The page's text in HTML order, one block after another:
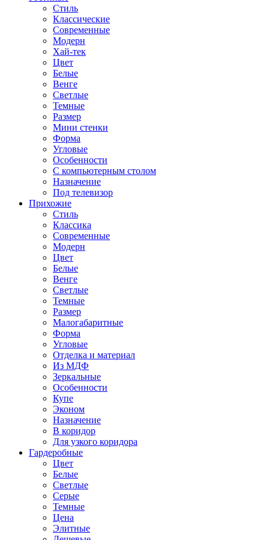
Стиль
Классические
Современные
Модерн
Хай-тек
Цвет
Белые
Венге
Светлые
Темные
Размер
Мини стенки
Форма
Угловые
Особенности
С компьютерным столом
Назначение
Под телевизор
Прихожие
Стиль
Классика
Современные
Модерн
Цвет
Белые
Венге
Светлые
Темные
Размер
Малогабаритные
Форма
Угловые
Отделка и материал
Из МДФ
Зеркальные
Особенности
Купе
Эконом
Назначение
В коридор
Для узкого коридора
Гардеробные
Цвет
Белые
Светлые
Серые
Темные
Цена
Элитные